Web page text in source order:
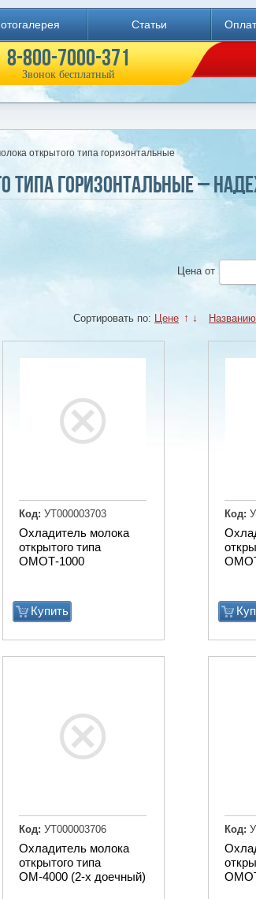
Статьи
8-800-7000-371
Звонок бесплатный
открытого типа горизонтальные
типа горизонтальные –
Ценаот
Сортировать по: Цене ↑ ↓ Названию
Охладитель молока
открытого типа
ОМОТ-1000
Купить
Код: УТ000003703 Код:
Охладитель молока
открытого типа
ОМ-4000 (2-х доечный)
Код: УТ000003706 Код: